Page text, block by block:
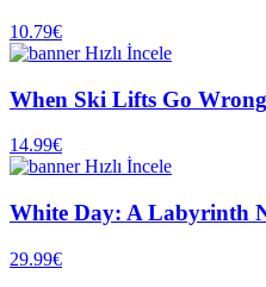
10.79€
Hızlı İncele
When Ski Lifts Go Wrong
14.99€
Hızlı İncele
White Day: A Labyrinth
29.99€